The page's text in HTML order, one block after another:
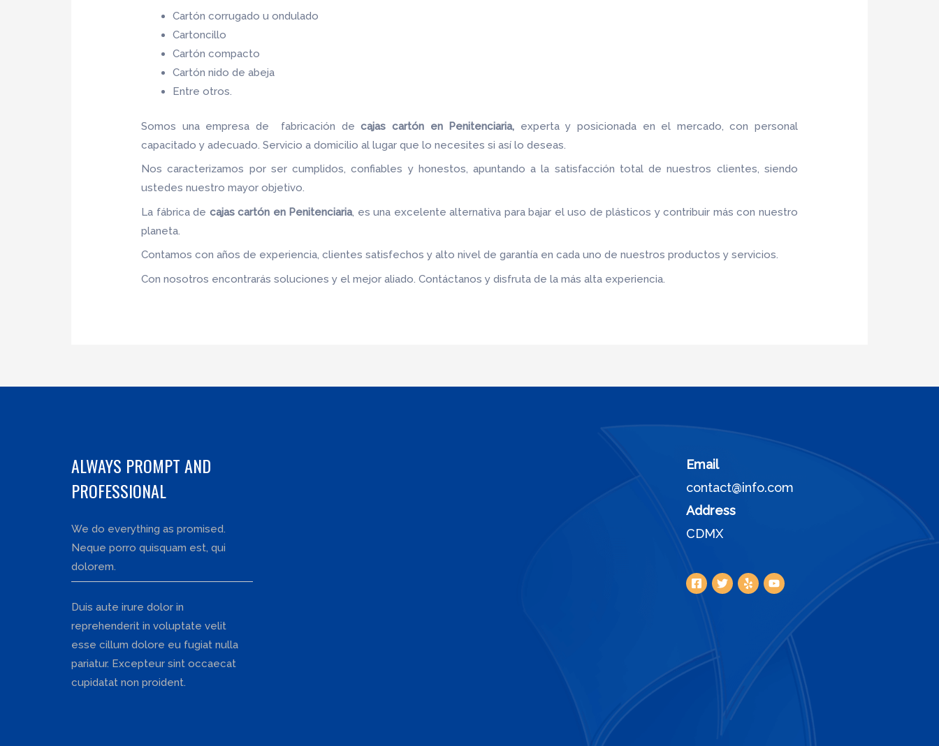
Cartón corrugado u ondulado
Cartoncillo
Cartón compacto
Cartón nido de abeja
Entre otros.
Somos una empresa de fabricación decajas cartónen Penitenciaria, experta y posicionada en el mercado, con personal
capacitado y adecuado. Servicio a domicilio al lugar que lo necesites si así lo deseas.
Nos caracterizamos por ser cumplidos, confiables y honestos, apuntando a la satisfacción total de nuestros clientes, siendo
ustedes nuestro mayor objetivo.
La fábrica de cajas cartón en Penitenciaria, es una excelente alternativa para bajar el uso de plásticos y contribuir más con nuestro
planeta.
Contamos con años de experiencia, clientes satisfechos y alto nivel de garantía en cada uno de nuestros productos y servicios.
Con nosotros encontrarás soluciones y el mejor aliado.Contáctanos y disfruta de la más alta experiencia.
ALWAYS PROMPT AND
PROFESSIONAL
We do everything as promised.
Neque porro quisquam est, qui
dolorem.
Duis aute irure dolor in
reprehenderit in voluptate velit
esse cillum dolore eu fugiat nulla
pariatur. Excepteur sint occaecat
cupidatat non proident.
Email
contact@info.com
Address
CDMX